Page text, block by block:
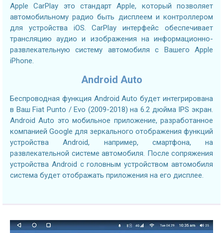
Apple CarPlay это стандарт Apple, который позволяет
автомобильному радио быть дисплеем и контроллером
для устройства iOS. CarPlay интерфейс обеспечивает
трансляцию аудио и изображения на информационно-
развлекательную систему автомобиля с Вашего Apple
iPhone.
Android Auto
Беспроводная функция Android Auto будет интегрирована
в Ваш Fiat Punto / Evo (2009-2018) на 6.2 дюйма IPS экран.
Android Auto это мобильное приложение, разработанное
компанией Google для зеркального отображения функций
устройства Android, например, смартфона, на
развлекательной системе автомобиля. После сопряжения
устройства Android с головным устройством автомобиля
система будет отображать приложения на его дисплее.